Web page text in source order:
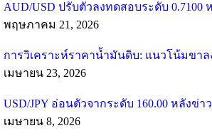
AUD/USD ปรับตัวลงทดสอบระดับ 0.7100
พฤษภาคม 21, 2026
การวิเคราะห์ราคาน้ำมันดิบ: แนวโน้มขา
เมษายน 23, 2026
USD/JPY อ่อนตัวจากระดับ 160.00 หลังข่
เมษายน 8, 2026